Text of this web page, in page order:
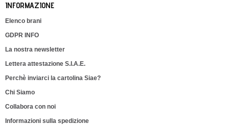
INFORMAZIONE
Elenco brani
GDPR INFO
La nostra newsletter
Lettera attestazione S.I.A.E.
Perchè inviarci la cartolina Siae?
Chi Siamo
Collabora con noi
Informazioni sulla spedizione